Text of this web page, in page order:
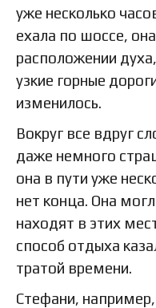
уже несколько
ехала по шоссе,
расположении
узкие горные
изменилось.
Вокруг все вдруг
даже немного
она в пути уже
нет конца. Она
находят в этих
способ отдыха
тратой времени.
Стефани,